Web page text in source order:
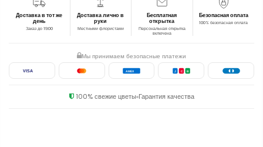
Доставка в тот же
день
Заказ до 19:00
Доставка лично в
руки
Местными флористами
Бесплатная
открытка
Персональная открытка
включена
Безопасная оплата
100% безопасная оплата
Мы принимаем безопасные платежи
VISA AMEX J C B
100% свежие цветы Гарантия качества